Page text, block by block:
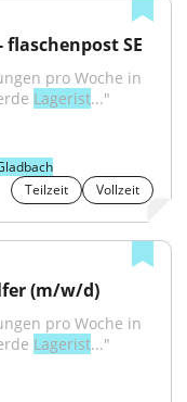
SE
pro Woche in
Lagerist..."
Teilzeit
Vollzeit
(m/w/d)
pro Woche in
Lagerist..."